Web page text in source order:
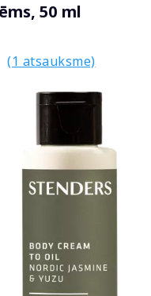
50 ml
(1 atsauksme)